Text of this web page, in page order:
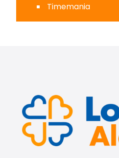
Timemania